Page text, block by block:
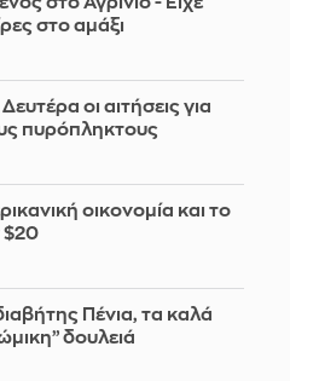
στο αμάξι
οι αιτήσεις για
πυρόπληκτους
οικονομία και το
$20
Πένια, τα καλά
δουλειά